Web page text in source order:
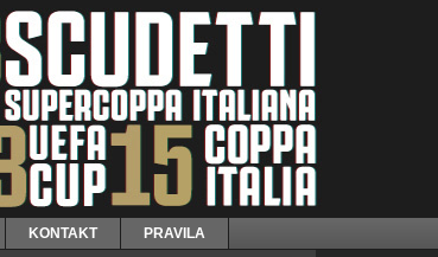
KONTAKT PRAVILA